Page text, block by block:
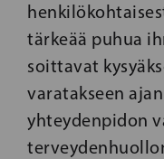
tärkeää puhua
soittavat
varatakseen
yhteydenpidon